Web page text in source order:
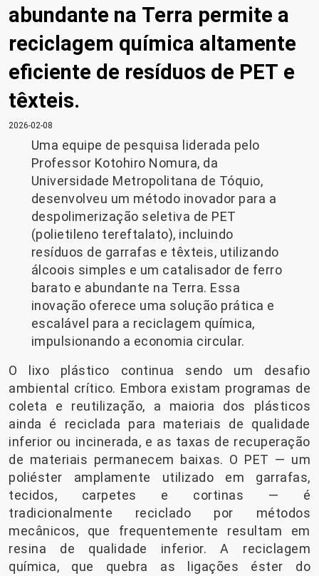
abundante na Terra permite a
reciclagem química altamente
eficiente de resíduos de PET e
têxteis.
2026-02-08
Uma equipe de pesquisa liderada pelo
Professor Kotohiro Nomura, da
Universidade Metropolitana de Tóquio,
desenvolveu um método inovador para a
despolimerização seletiva de PET
(polietileno tereftalato), incluindo
resíduos de garrafas e têxteis, utilizando
álcoois simples e um catalisador de ferro
barato e abundante na Terra. Essa
inovação oferece uma solução prática e
escalável para a reciclagem química,
impulsionando a economia circular.
O lixo plástico continua sendo um desafio
ambiental crítico. Embora existam programas de
coleta e reutilização, a maioria dos plásticos
ainda é reciclada para materiais de qualidade
inferior ou incinerada, e as taxas de recuperação
de materiais permanecem baixas. O PET — um
poliéster amplamente utilizado em garrafas,
tecidos, carpetes e cortinas — é
tradicionalmente reciclado por métodos
mecânicos, que frequentemente resultam em
resina de qualidade inferior. A reciclagem
química, que quebra as ligações éster do